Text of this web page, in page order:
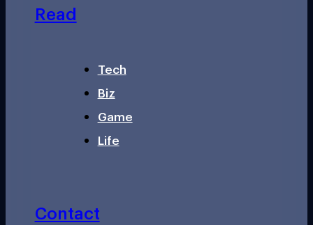
Read
Tech
Biz
Game
Life
Contact